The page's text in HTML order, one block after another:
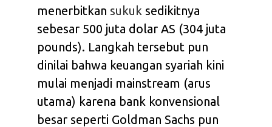
menerbitkan sukuk sedikitnya
sebesar 500 juta dolar AS (304 juta
pounds). Langkah tersebut pun
dinilai bahwa keuangan syariah kini
mulai menjadi mainstream (arus
utama) karena bank konvensional
besar seperti Goldman Sachs pun